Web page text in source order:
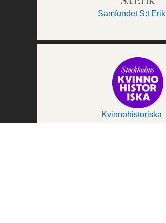
Samfundet S:t Erik
Kvinnohistoriska